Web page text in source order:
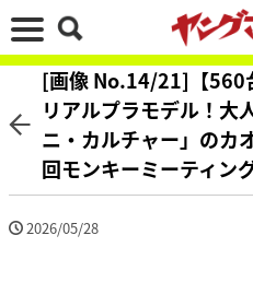
[画像 No.14/21]【560
リアルプラモデル！大
ニ・カルチャー」のカ
回モンキーミーティング
2026/05/28